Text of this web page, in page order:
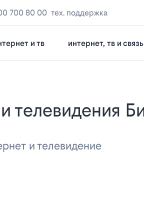
700 80 00 тех. поддержка
и тв интернет, тв и связь
и телевидение